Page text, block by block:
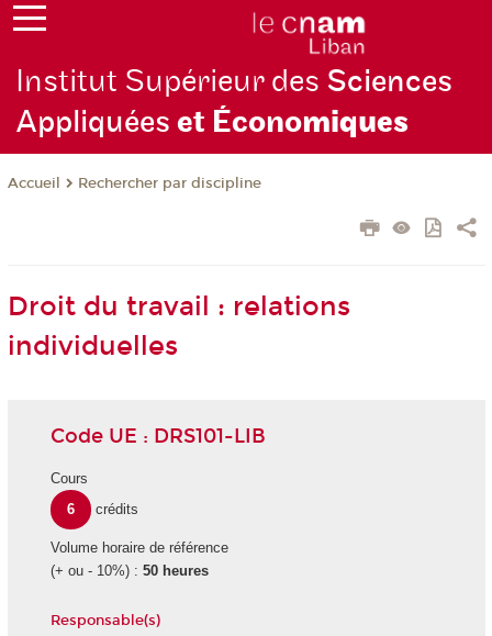
Institut Supérieur des Sciences
Appliquéeset Économiques
Accueil Rechercher par discipline
Droit du travail : relations
individuelles
Code UE : DRS101-LIB
Cours
6
crédits
Volume horaire de référence
(+ ou - 10%) : 50 heures
Responsable(s)